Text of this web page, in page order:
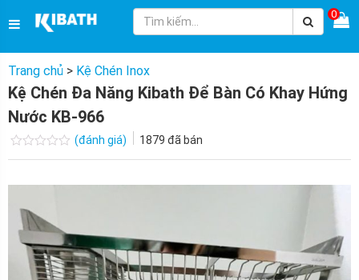
0
Trang chủ > Kệ Chén Inox
Kệ Chén Đa Năng Kibath Để Bàn Có Khay Hứng
Nước KB-966
Được
sao
(đánh giá) 1879 đã bán